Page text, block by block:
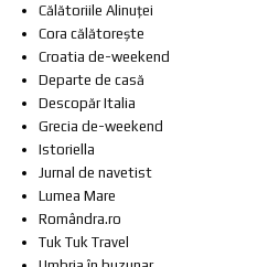
Călătoriile Alinuței
Cora călătorește
Croatia de-weekend
Departe de casă
Descopăr Italia
Grecia de-weekend
Istoriella
Jurnal de navetist
Lumea Mare
Romândra.ro
Tuk Tuk Travel